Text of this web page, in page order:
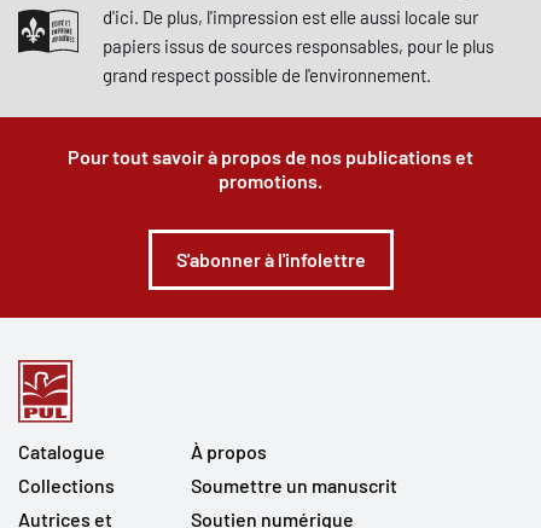
d'ici. De plus, l'impression est elle aussi locale sur
papiers issus de sources responsables, pour le plus
grand respect possible de l'environnement.
Pour tout savoir à propos de nos publications et
promotions.
S'abonner à l'infolettre
Catalogue
Collections
Autrices et
À propos
Soumettre un manuscrit
Soutien numérique